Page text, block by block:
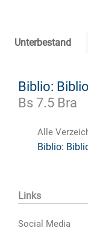
Unterbestand
Biblio:
Bs 7.5 Bra
Alle
Biblio:
Links
Social Media